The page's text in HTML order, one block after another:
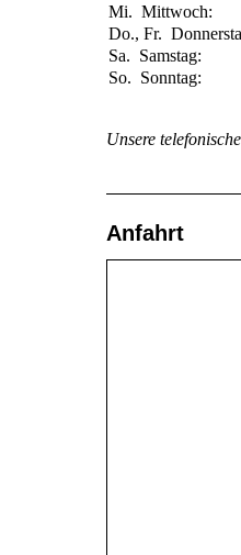
Mi. Mittwoch:
Do., Fr.
Sa. Samstag:
So. Sonntag:
Unsere
Anfahrt